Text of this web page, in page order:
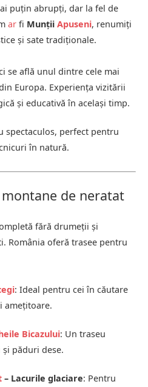
puțin abrupți, dar la fel de
ar fi Munții Apuseni, renumiți
și sate tradiționale.
se află unul dintre cele mai
Europa. Experiența vizitării
și educativă în același timp.
spectaculos, perfect pentru
în natură.
de neratat
fără drumeții și
România oferă trasee pentru
: Ideal pentru cei în căutare
amețitoare.
Bicazului: Un traseu
păduri dese.
– Lacurile glaciare: Pentru